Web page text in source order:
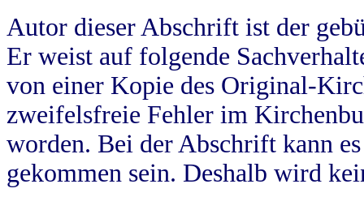
Autor dieser Abschrift ist der
Er weist auf folgende
von einer Kopie des Original-
zweifelsfreie Fehler im
worden. Bei der Abschrift kann
gekommen sein. Deshalb wird